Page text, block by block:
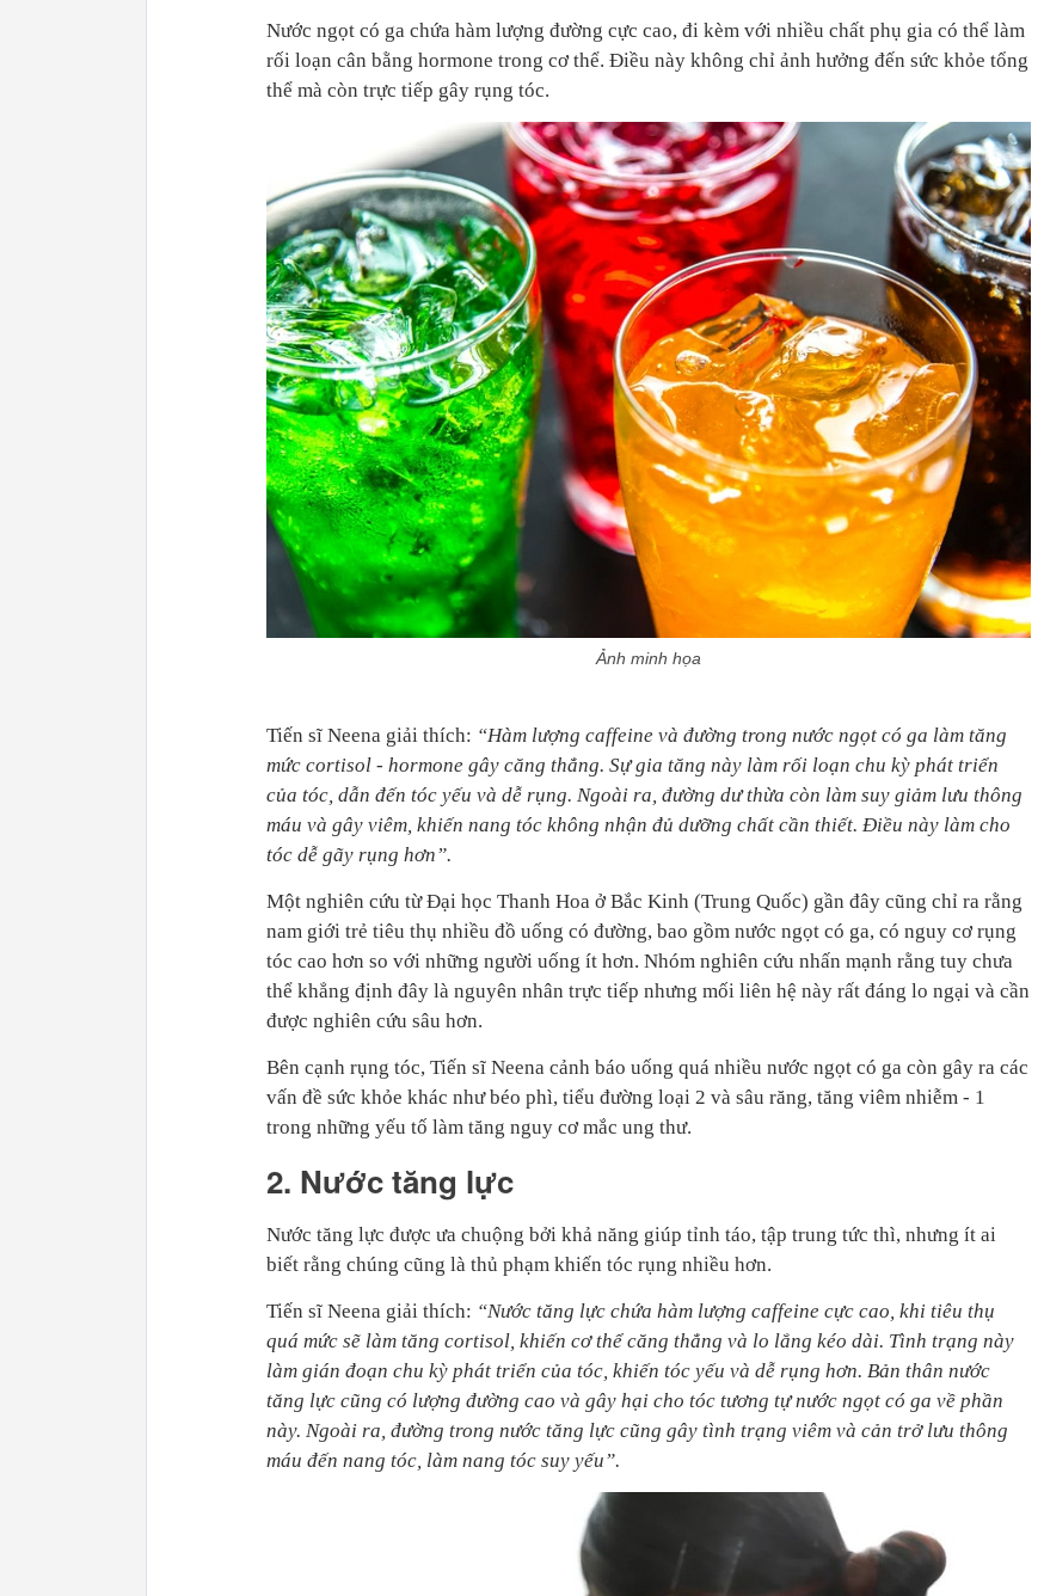
Nước ngọt có ga chứa hàm lượng đường cực cao, đi kèm với nhiều chất phụ gia có thể làm
rối loạn cân bằng hormone trong cơ thể. Điều này không chỉ ảnh hưởng đến sức khỏe tổng
thể mà còn trực tiếp gây rụng tóc.
Ảnh minh họa
Tiến sĩ Neena giải thích: “Hàm lượng caffeine và đường trong nước ngọt có ga làm tăng
mức cortisol - hormone gây căng thẳng. Sự gia tăng này làm rối loạn chu kỳ phát triển
của tóc, dẫn đến tóc yếu và dễ rụng. Ngoài ra, đường dư thừa còn làm suy giảm lưu thông
máu và gây viêm, khiến nang tóc không nhận đủ dưỡng chất cần thiết. Điều này làm cho
tóc dễ gãy rụng hơn”.
Một nghiên cứu từ Đại học Thanh Hoa ở Bắc Kinh (Trung Quốc) gần đây cũng chỉ ra rằng
nam giới trẻ tiêu thụ nhiều đồ uống có đường, bao gồm nước ngọt có ga, có nguy cơ rụng
tóc cao hơn so với những người uống ít hơn. Nhóm nghiên cứu nhấn mạnh rằng tuy chưa
thể khẳng định đây là nguyên nhân trực tiếp nhưng mối liên hệ này rất đáng lo ngại và cần
được nghiên cứu sâu hơn.
Bên cạnh rụng tóc, Tiến sĩ Neena cảnh báo uống quá nhiều nước ngọt có ga còn gây ra các
vấn đề sức khỏe khác như béo phì, tiểu đường loại 2 và sâu răng, tăng viêm nhiễm - 1
trong những yếu tố làm tăng nguy cơ mắc ung thư.
2. Nước tăng lực
Nước tăng lực được ưa chuộng bởi khả năng giúp tỉnh táo, tập trung tức thì, nhưng ít ai
biết rằng chúng cũng là thủ phạm khiến tóc rụng nhiều hơn.
Tiến sĩ Neena giải thích: “Nước tăng lực chứa hàm lượng caffeine cực cao, khi tiêu thụ
quá mức sẽ làm tăng cortisol, khiến cơ thể căng thẳng và lo lắng kéo dài. Tình trạng này
làm gián đoạn chu kỳ phát triển của tóc, khiến tóc yếu và dễ rụng hơn. Bản thân nước
tăng lực cũng có lượng đường cao và gây hại cho tóc tương tự nước ngọt có ga về phần
này. Ngoài ra, đường trong nước tăng lực cũng gây tình trạng viêm và cản trở lưu thông
máu đến nang tóc, làm nang tóc suy yếu”.